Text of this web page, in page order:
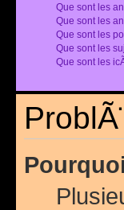
Que sont les
Que sont les
Que sont les
Que sont les
Que sont les